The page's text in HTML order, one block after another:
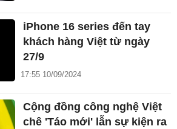
iPhone 16 series đến tay
khách hàng Việt từ ngày
27/9
17:55 10/09/2024
Cộng đồng công nghệ Việt
chê 'Táo mới' lẫn sự kiện ra